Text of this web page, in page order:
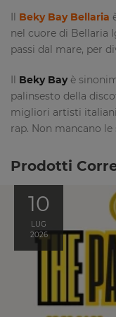
Il Beky Bay Bellaria
nel cuore di Bellaria
passi dal mare, per
Il Beky Bayè
palinsesto della
migliori artisti
rap. Non mancano
Prodotti
10
LUG
2026